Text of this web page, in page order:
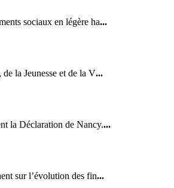
sociaux en légère ha...
la Jeunesse et de la V...
la Déclaration de Nancy....
sur l’évolution des fin...